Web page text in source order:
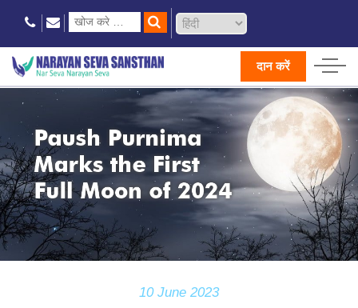
दान करें
10 June 2023